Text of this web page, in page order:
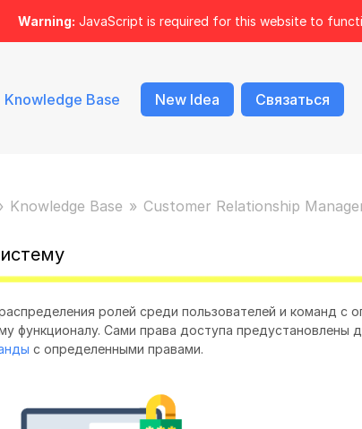
Warning: JavaScript is required for this website to
Knowledge Base New Idea Связаться
Knowledge Base Customer Relationship
ролей среди пользователей и команд с
функционалу. Сами права доступа предустановлены
с определенными правами.